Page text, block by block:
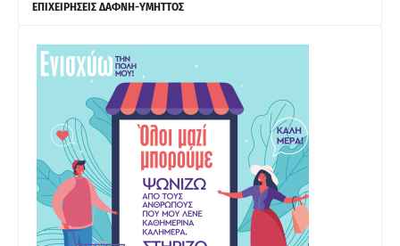
ΕΠΙΧΕΙΡΗΣΕΙΣ ΔΑΦΝΗ-ΥΜΗΤΤΟΣ